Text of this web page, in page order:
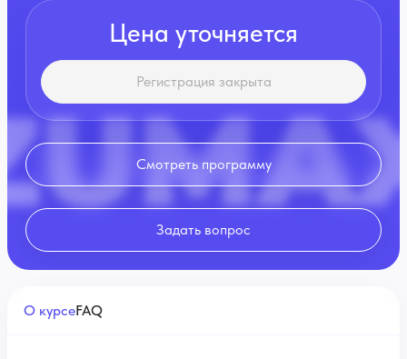
Цена уточняется
Регистрация закрыта
Смотреть программу
Задать вопрос
О курсеFAQ